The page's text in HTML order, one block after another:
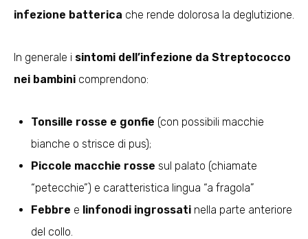
infezione batterica che rende dolorosa la deglutizione.
In generale i sintomi dell’infezione da Streptococco
nei bambini comprendono:
Tonsille rosse e gonfie (con possibili macchie
bianche o strisce di pus);
Piccole macchie rosse sul palato (chiamate
“petecchie”) e caratteristica lingua “a fragola”
Febbre e linfonodi ingrossati nella parte anteriore
del collo.